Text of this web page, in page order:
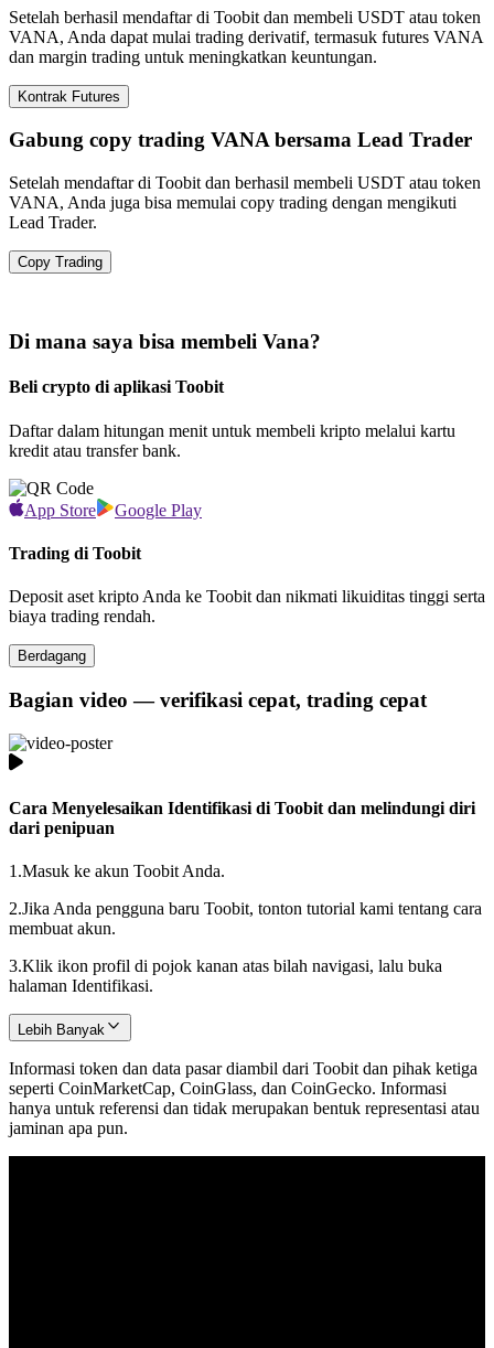
Setelah berhasil mendaftar di Toobit dan membeli USDT atau token
VANA, Anda dapat mulai trading derivatif, termasuk futures VANA
dan margin trading untuk meningkatkan keuntungan.
Kontrak Futures
Gabung copy trading VANA bersama Lead Trader
Setelah mendaftar di Toobit dan berhasil membeli USDT atau token
VANA, Anda juga bisa memulai copy trading dengan mengikuti
Lead Trader.
Copy Trading
Di mana saya bisa membeli Vana?
Beli crypto di aplikasi Toobit
Daftar dalam hitungan menit untuk membeli kripto melalui kartu
kredit atau transfer bank.
App Store Google Play
Trading di Toobit
Deposit aset kripto Anda ke Toobit dan nikmati likuiditas tinggi serta
biaya trading rendah.
Berdagang
Bagian video — verifikasi cepat, trading cepat
Cara Menyelesaikan Identifikasi di Toobit dan melindungi diri
dari penipuan
1.Masuk ke akun Toobit Anda.
2.Jika Anda pengguna baru Toobit, tonton tutorial kami tentang cara
membuat akun.
3.Klik ikon profil di pojok kanan atas bilah navigasi, lalu buka
halaman Identifikasi.
Lebih Banyak
Informasi token dan data pasar diambil dari Toobit dan pihak ketiga
seperti CoinMarketCap, CoinGlass, dan CoinGecko. Informasi
hanya untuk referensi dan tidak merupakan bentuk representasi atau
jaminan apa pun.